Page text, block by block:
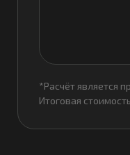
*Расчёт является
Итоговая